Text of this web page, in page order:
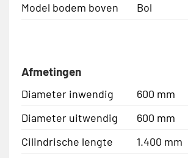
Model bodem boven
Bol
Afmetingen
Diameter inwendig
600 mm
Diameter uitwendig
600 mm
Cilindrische lengte
1.400 mm